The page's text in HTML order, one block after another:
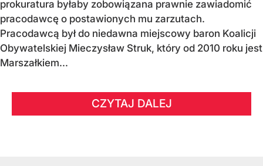
prokuratura byłaby zobowiązana prawnie zawiadomić
pracodawcę o postawionych mu zarzutach.
Pracodawcą był do niedawna miejscowy baron Koalicji
Obywatelskiej Mieczysław Struk, który od 2010 roku jest
Marszałkiem...
CZYTAJ DALEJ